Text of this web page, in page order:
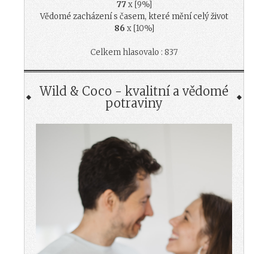
77x [9%]
Vědomé zacházení s časem, které mění celý život
86 x [10%]
Celkem hlasovalo : 837
Wild & Coco - kvalitní a vědomé
potraviny